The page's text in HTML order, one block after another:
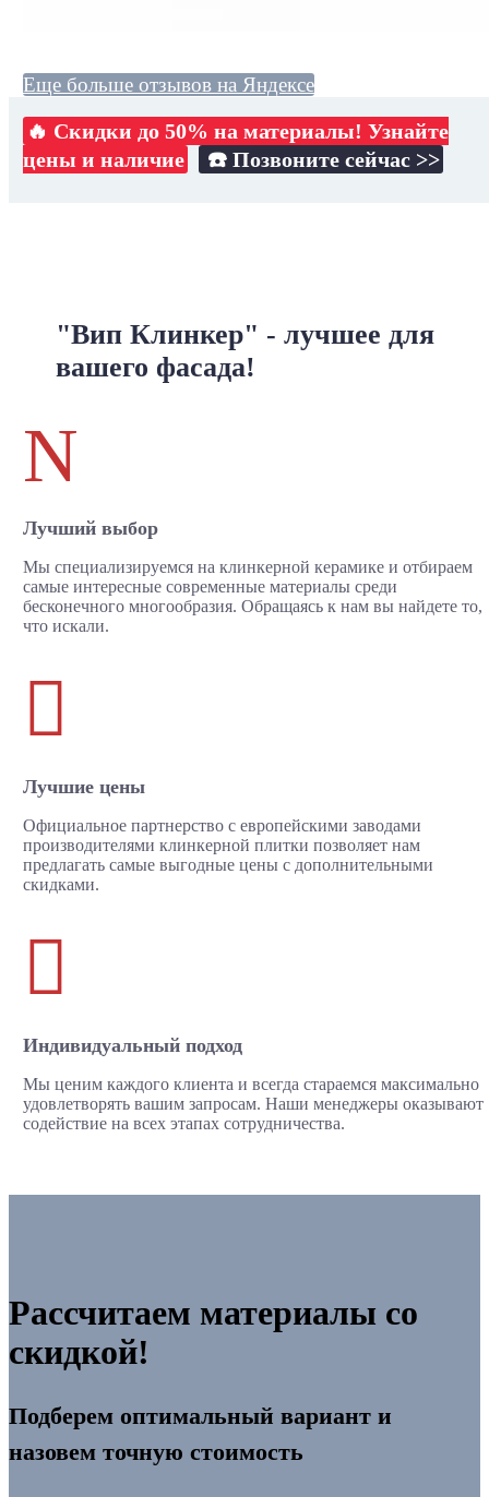
Еще больше отзывов на Яндексе
🔥 Скидки до 50% на материалы! Узнайте
цены и наличие
☎️ Позвоните сейчас >>
"Вип Клинкер" - лучшее для
вашего фасада!
N
Лучший выбор
Мы специализируемся на клинкерной керамике и отбираем
самые интересные современные материалы среди
бесконечного многообразия. Обращаясь к нам вы найдете то,
что искали.

Лучшие цены
Официальное партнерство с европейскими заводами
производителями клинкерной плитки позволяет нам
предлагать самые выгодные цены с дополнительными
скидками.

Индивидуальный подход
Мы ценим каждого клиента и всегда стараемся максимально
удовлетворять вашим запросам. Наши менеджеры оказывают
содействие на всех этапах сотрудничества.
Рассчитаем материалы со
скидкой!
Подберем оптимальный вариант и
назовем точную стоимость